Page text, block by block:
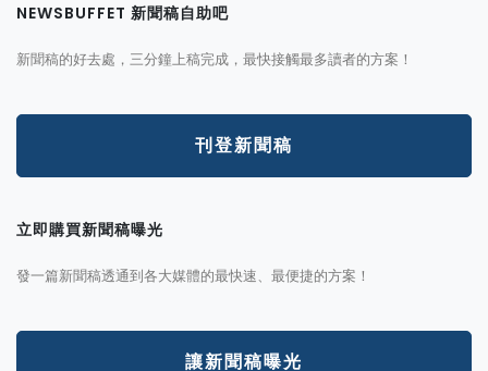
NEWSBUFFET 新聞稿自助吧
新聞稿的好去處，三分鐘上稿完成，最快接觸最多讀者的方案！
刊登新聞稿
立即購買新聞稿曝光
發一篇新聞稿透通到各大媒體的最快速、最便捷的方案！
讓新聞稿曝光